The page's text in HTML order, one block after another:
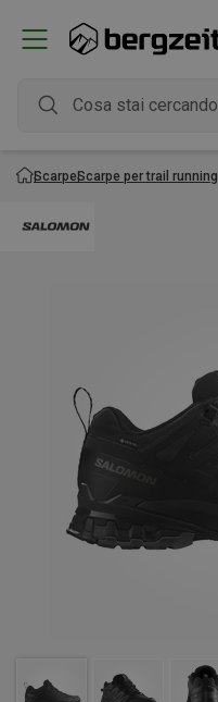
ScarpeScarpe per trail running